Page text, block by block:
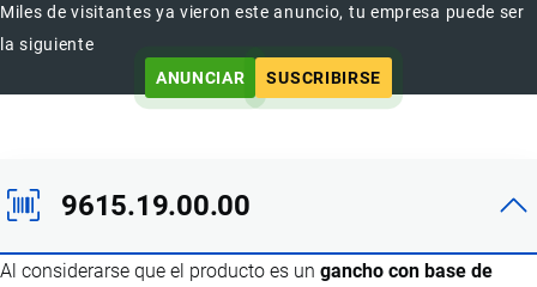
Miles de visitantes ya vieron este anuncio, tu empresa puede ser
la siguiente
ANUNCIAR
SUSCRIBIRSE
9615.19.00.00
Al considerarse que el producto es un gancho con base de